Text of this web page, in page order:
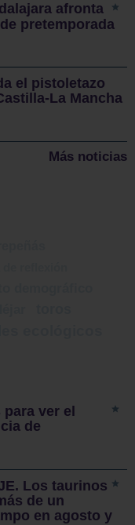
afronta
pretemporada
el pistoletazo
La Mancha
Más noticias
ver el
de
Los taurinos
de un
en agosto y